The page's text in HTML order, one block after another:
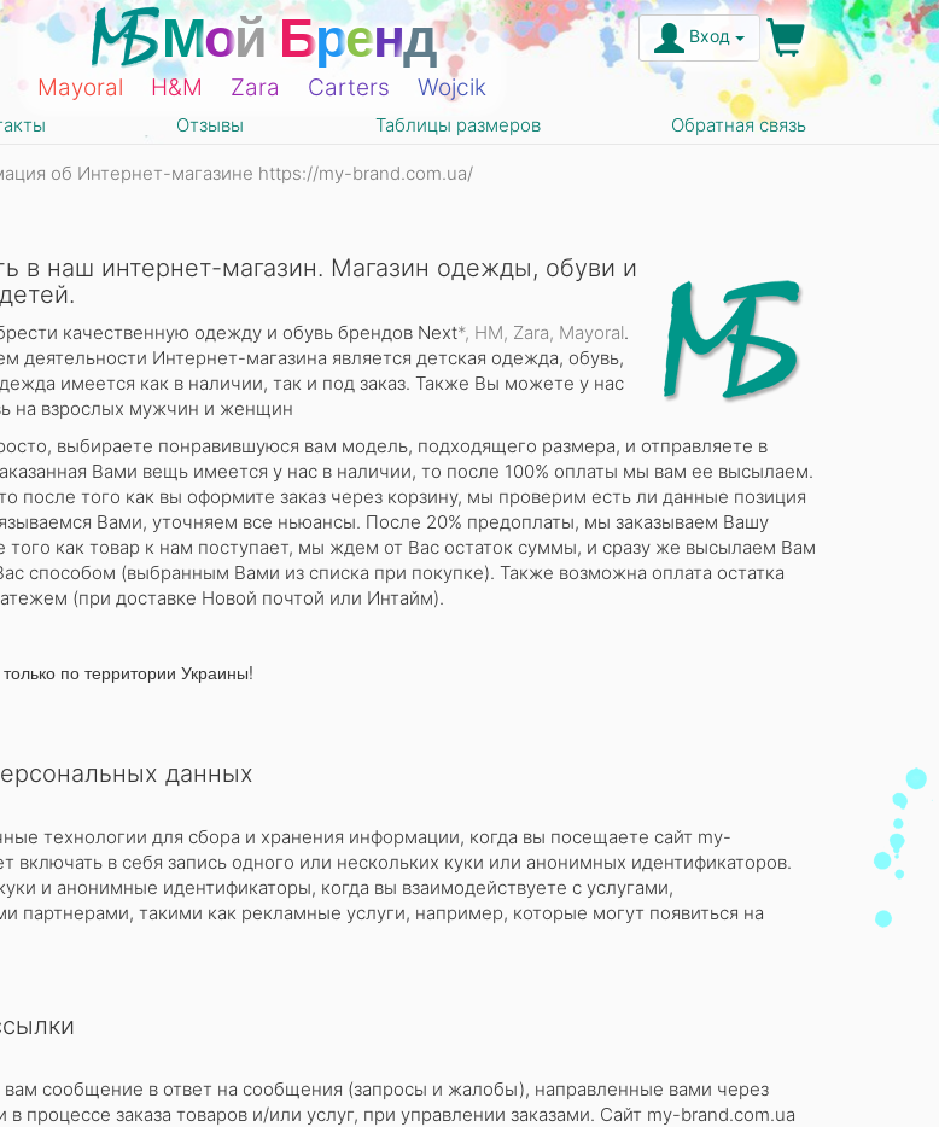
Мой Бренд
Mayoral Н&М Zara Carters Wojcik
Вход
Отзывы Таблицы размеров Обратная связь
об Интернет-магазине https://my-brand.com.ua/
в наш интернет-магазин. Магазин одежды, обуви и
качественную одежду и обувь брендов Next*, HM, Zara, Mayoral.
деятельности Интернет-магазина является детская одежда, обувь,
имеется как в наличии, так и под заказ. Также Вы можете у нас
на взрослых мужчин и женщин
выбираете понравившуюся вам модель, подходящего размера, и отправляете в
Вами вещь имеется у нас в наличии, то после 100% оплаты мы вам ее высылаем.
после того как вы оформите заказ через корзину, мы проверим есть ли данные позиция
Вами, уточняем все ньюансы. После 20% предоплаты, мы заказываем Вашу
как товар к нам поступает, мы ждем от Вас остаток суммы, и сразу же высылаем Вам
способом (выбранным Вами из списка при покупке). Также возможна оплата остатка
(при доставке Новой почтой или Интайм).
по территории Украины!
данных
технологии для сбора и хранения информации, когда вы посещаете сайт my-
включать в себя запись одного или нескольких куки или анонимных идентификаторов.
и анонимные идентификаторы, когда вы взаимодействуете с услугами,
такими как рекламные услуги, например, которые могут появиться на
сообщение в ответ на сообщения (запросы и жалобы), направленные вами через
в процессе заказа товаров и/или услуг, при управлении заказами. Сайт my-brand.com.ua